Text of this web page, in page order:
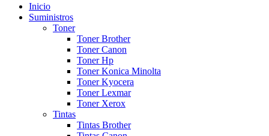
Inicio
Suministros
Toner
Toner Brother
Toner Canon
Toner Hp
Toner Konica Minolta
Toner Kyocera
Toner Lexmar
Toner Xerox
Tintas
Tintas Brother